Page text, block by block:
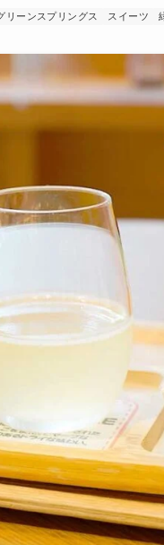
リーンスプリングス スイーツ